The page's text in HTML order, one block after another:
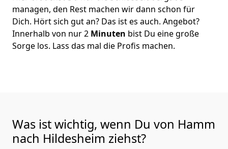
managen, den Rest machen wir dann schon für
Dich. Hört sich gut an? Das ist es auch. Angebot?
Innerhalb von nur 2 Minuten bist Du eine große
Sorge los. Lass das mal die Profis machen.
Was ist wichtig, wenn Du von Hamm
nach Hildesheim ziehst?